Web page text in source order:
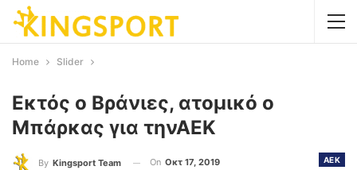
Home Slider
Εκτός ο Βράνιες, ατομικό ο
Μπάρκας για τηνΑΕΚ
AEK
By Kingsport Team On Οκτ 17, 2019